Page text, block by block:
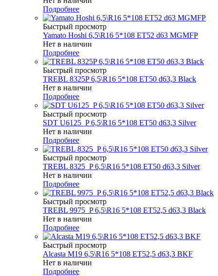
Подробнее
Быстрый просмотр
Yamato Hoshi 6,5\R16 5*108 ET52 d63 MGMFP
Нет в наличии
Подробнее
Быстрый просмотр
TREBL 8325P 6,5\R16 5*108 ET50 d63,3 Black
Нет в наличии
Подробнее
Быстрый просмотр
SDT U6125_P 6,5\R16 5*108 ET50 d63,3 Silver
Нет в наличии
Подробнее
Быстрый просмотр
TREBL 8325_P 6,5\R16 5*108 ET50 d63,3 Silver
Нет в наличии
Подробнее
Быстрый просмотр
TREBL 9975_P 6,5\R16 5*108 ET52,5 d63,3 Black
Нет в наличии
Подробнее
Быстрый просмотр
Alcasta M19 6,5\R16 5*108 ET52,5 d63,3 BKF
Нет в наличии
Подробнее